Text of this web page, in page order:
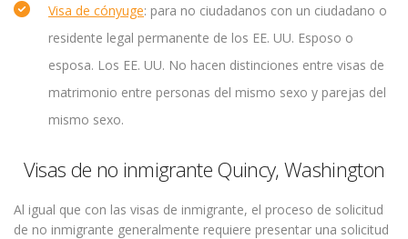
Visa de cónyuge: para no ciudadanos con un ciudadano o
residente legal permanente de los EE. UU. Esposo o
esposa. Los EE. UU. No hacen distinciones entre visas de
matrimonio entre personas del mismo sexo y parejas del
mismo sexo.
Visas de no inmigrante Quincy, Washington
Al igual que con las visas de inmigrante, el proceso de solicitud
de no inmigrante generalmente requiere presentar una solicitud